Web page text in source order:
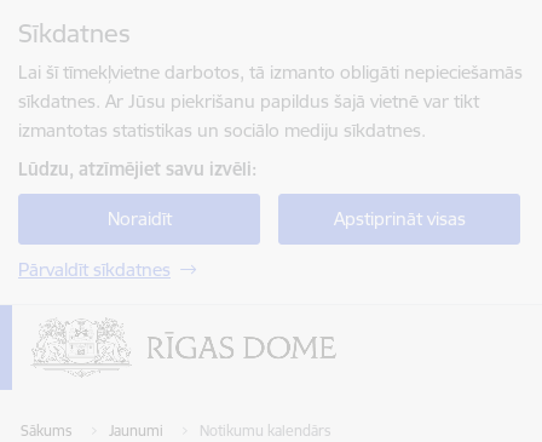
Sīkdatnes
Lai šī tīmekļvietne darbotos, tā izmanto obligāti nepieciešamās
sīkdatnes. Ar Jūsu piekrišanu papildus šajā vietnē var tikt
izmantotas statistikas un sociālo mediju sīkdatnes.
Lūdzu, atzīmējiet savu izvēli:
Noraidīt Apstiprināt visas
Pārvaldīt sīkdatnes
Sākums Jaunumi Notikumu kalendārs